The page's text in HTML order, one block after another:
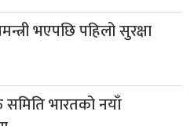
भएपछि पहिलो सुरक्षा
समिति भारतको नयाँ